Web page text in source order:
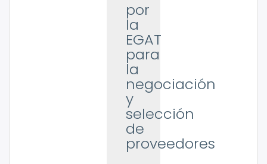
por
la
EGAT
para
la
negociación
y
selección
de
proveedores